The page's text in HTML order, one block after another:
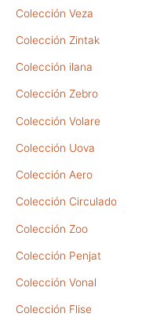
Colección Veza
Colección Zintak
Colección ilana
Colección Zebro
Colección Volare
Colección Uova
Colección Aero
Colección Circulado
Colección Zoo
Colección Penjat
Colección Vonal
Colección Flise